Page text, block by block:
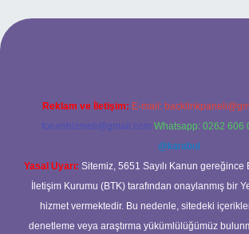
tulipbett.net/
Reklam ve İletişim: E-mail:
forumhizmeti@gmail.com Whatsapp: 0262 606
@karabul
Yasal Uyarı: Sitemiz, 5651 Sayılı Kanun
İletişim Kurumu (BTK) tarafından onaylanmış bir
hizmet vermektedir. Bu nedenle, sitedeki
denetleme veya araştırma yükümlülüğümüz